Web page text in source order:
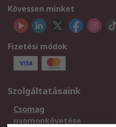
Kövessen minket
Fizetési módok
Szolgáltatásaink
Csomag
nyomonkövetése